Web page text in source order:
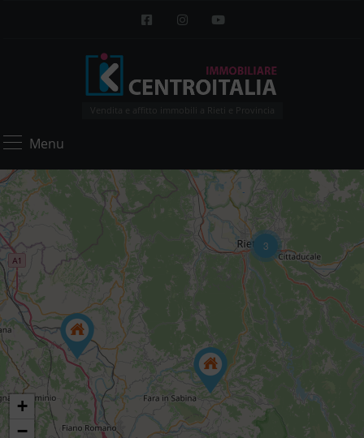
Vendita e affitto immobili a Rieti e Provincia
Menu
3
+
−